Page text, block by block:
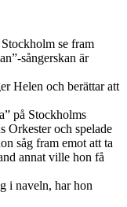
se fram
sångerskan är
Helen och berättar att
på ­Stockholms
Orkester och ­spelade
såg fram emot att ta
annat ville hon få
i naveln, har hon